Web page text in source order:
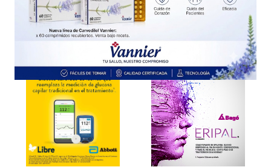
Otros productos conibuprofeno
Otros productos de
Austral